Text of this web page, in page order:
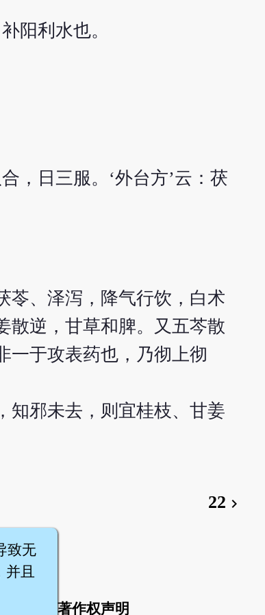
阳利水也。
，日三服。‘外台方’云：茯
苓、泽泻，降气行饮，白术
散逆，甘草和脾。又五芩散
一于攻表药也，乃彻上彻
知邪未去，则宜桂枝、甘姜
22 chevron_right
著作权声明
致无
并且